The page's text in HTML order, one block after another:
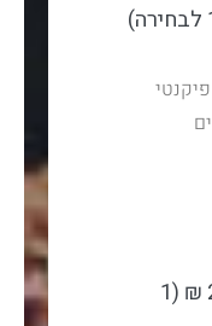
מנה ראשונה מאפה הבית 25 ₪ (1